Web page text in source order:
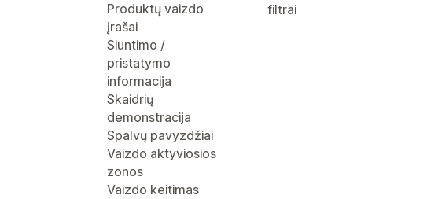
Produktų vaizdo
įrašai
Siuntimo /
pristatymo
informacija
Skaidrių
demonstracija
Spalvų pavyzdžiai
Vaizdo aktyviosios
zonos
Vaizdo keitimas
filtrai